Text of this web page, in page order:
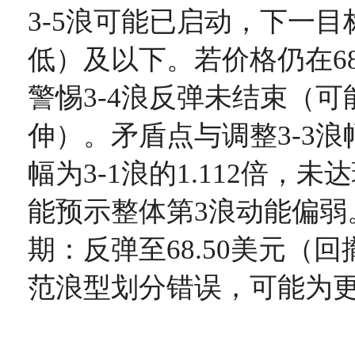
3-5浪可能已启动，下一目
低）及以下。若价格仍在
警惕3-4浪反弹未结束（可
伸）。矛盾点与调整3-3浪
幅为3-1浪的1.112倍，未
能预示整体第3浪动能偏
期：反弹至68.50美元（回
范浪型划分错误，可能为